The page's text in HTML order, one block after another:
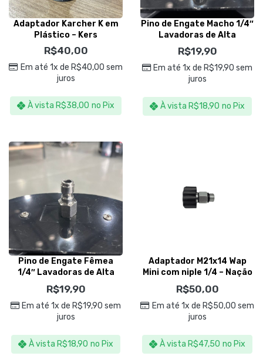
Adaptador Karcher K em
Plástico – Kers
R$40,00
Em até 1x de R$40,00 sem
juros
À vista R$38,00 no Pix
Pino de Engate Macho 1/4″
Lavadoras de Alta
Pressão – Sigma Tools
R$19,90
Em até 1x de R$19,90 sem
juros
À vista R$18,90 no Pix
Pino de Engate Fêmea
1/4″ Lavadoras de Alta
Pressão – Sigma Tools
R$19,90
Em até 1x de R$19,90 sem
juros
À vista R$18,90 no Pix
Adaptador M21x14 Wap
Mini com niple 1/4 – Nação
Detail
R$50,00
Em até 1x de R$50,00 sem
juros
À vista R$47,50 no Pix